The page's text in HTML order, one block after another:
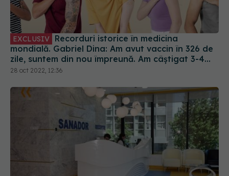
EXCLUSIV
mondială. Gabriel Dina: Am avut vaccin în 326 de
zile, suntem din nou împreună. Am câștigat 3-4
ani de speranță de viață
28 oct 2022, 12:36